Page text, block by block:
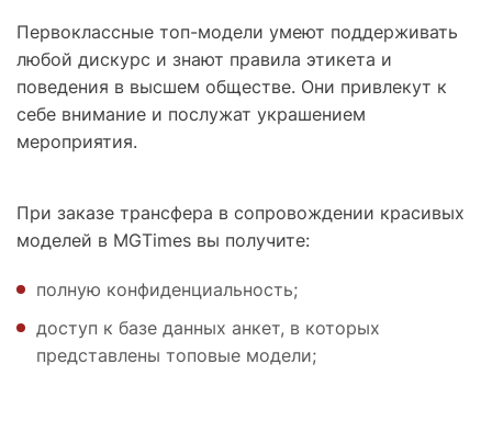
Первоклассные топ-модели умеют поддерживать
любой дискурс и знают правила этикета и
поведения в высшем обществе. Они привлекут к
себе внимание и послужат украшением
мероприятия.
При заказе трансфера в сопровождении красивых
моделей в MGTimes вы получите:
полную конфиденциальность;
доступ к базе данных анкет, в которых
представлены топовые модели;